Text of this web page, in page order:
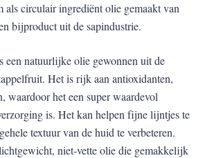
als circulair ingrediënt olie gemaakt van
bijproduct uit de sapindustrie.
een natuurlijke olie gewonnen uit de
Het is rijk aan antioxidanten,
waardoor het een super waardevol
is. Het kan helpen fijne lijntjes te
textuur van de huid te verbeteren.
niet-vette olie die gemakkelijk